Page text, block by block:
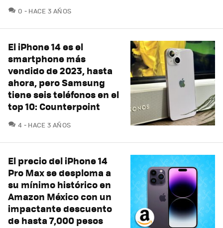
0 COMENTARIOS
HACE 3 AÑOS
El iPhone 14 es el
smartphone más
vendido de 2023, hasta
ahora, pero Samsung
tiene seis teléfonos en el
top 10: Counterpoint
4 COMENTARIOS
HACE 3 AÑOS
El precio del iPhone 14
Pro Max se desploma a
su mínimo histórico en
Amazon México con un
impactante descuento
de hasta 7,000 pesos